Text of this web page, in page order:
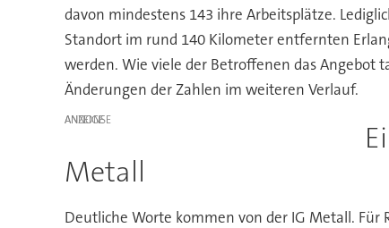
davon mindestens 143 ihre Arbeitsplätze.
Standort im rund 140 Kilometer entfernten
werden. Wie viele der Betroffenen das Angebot
Änderungen der Zahlen im weiteren Verlauf.
ANZEIGE
Metall
Deutliche Worte kommen von der IG Metall. Für